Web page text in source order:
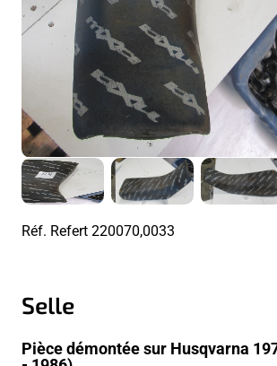
Réf. Refert220070,0033
Selle
Pièce démontée sur Husqvarna